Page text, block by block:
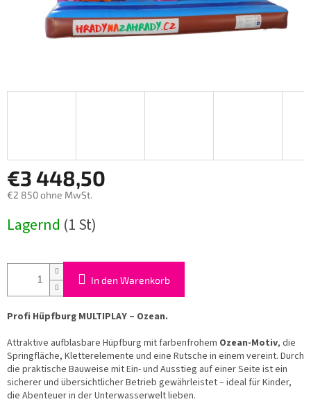
€3 448,50
€2 850 ohne MwSt.
Lagernd (1 St)
In den Warenkorb
Profi Hüpfburg MULTIPLAY – Ozean.
Attraktive aufblasbare Hüpfburg mit farbenfrohem Ozean-Motiv, die
Springfläche, Kletterelemente und eine Rutsche in einem vereint. Durch
die praktische Bauweise mit Ein- und Ausstieg auf einer Seite ist ein
sicherer und übersichtlicher Betrieb gewährleistet – ideal für Kinder,
die Abenteuer in der Unterwasserwelt lieben.